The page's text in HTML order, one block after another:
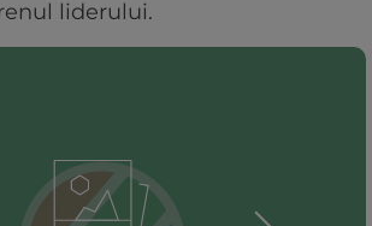
liderului.